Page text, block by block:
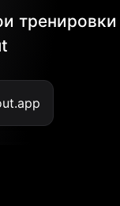
тренировки